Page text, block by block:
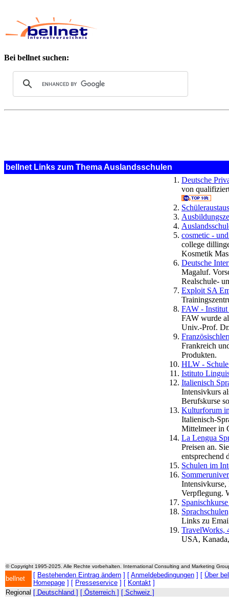
Bei bellnet suchen:
bellnet Links zum Thema Auslandsschulen
Deutsche
von
cosmetic -
college
Kosmetik
Deutsche
Magaluf.
Realschule-
Exploit SA
FAW - Institut
FAW wurde
Univ.-Prof.
Frankreich
Produkten.
HLW -
Istituto
Italienisch
Intensivkurs
Berufskurse
Kulturforum
Italienisch-
Mittelmeer in
La Lengua
Preisen an.
entsprechend
Schulen im
Verpflegung.
Links zu
TravelWorks,
USA,
© Copyright 1995-2025. Alle Rechte vorbehalten. International Consulting and Marketing
bellnet [ Bestehenden Eintrag ändern ] [ Anmeldebedingungen ] [ Über
Homepage ] [ Presseservice ] [ Kontakt ]
Regional [ Deutschland ] [ Österreich ] [ Schweiz ]